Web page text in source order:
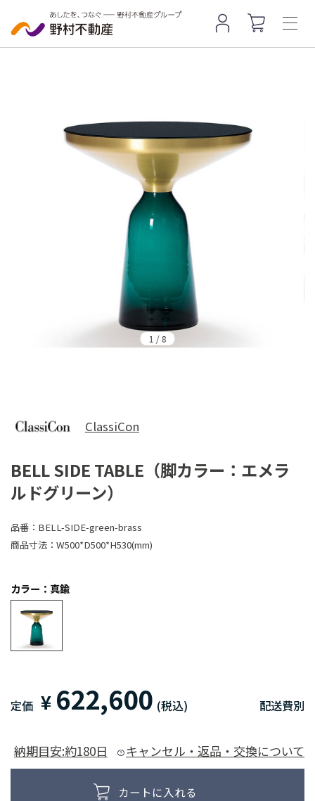
1 /8
ClassiCon
BELL SIDE TABLE（脚カラー：エメラ
ルドグリーン）
品番： BELL-SIDE-green-brass
商品寸法： W500*D500*H530(mm)
カラー：真鍮
定価 ¥ 622,600 (税込) 配送費別
納期目安:約180日 キャンセル・返品・交換について